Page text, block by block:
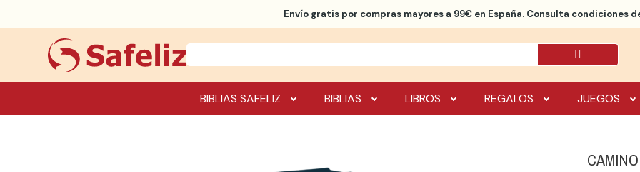
Envío gratispor compras mayores a 99€ en España. Consulta condiciones
BIBLIAS SAFELIZ BIBLIAS LIBROS REGALOS JUEGOS